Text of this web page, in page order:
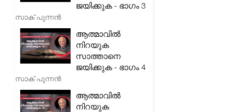
ജയിക്കുക - ഭാഗം 3
സാക് പുന്നൻ
ആത്മാവിൽ
നിറയുക
സാത്താനെ
ജയിക്കുക - ഭാഗം 4
സാക് പുന്നൻ
ആത്മാവിൽ
നിറയുക